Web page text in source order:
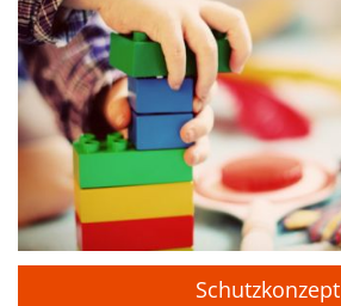
Schutzkonzept